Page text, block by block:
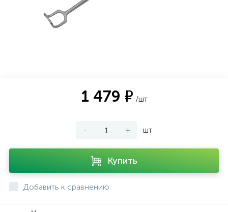
1 479 ₽ /шт
- + шт
Купить
Добавить к сравнению